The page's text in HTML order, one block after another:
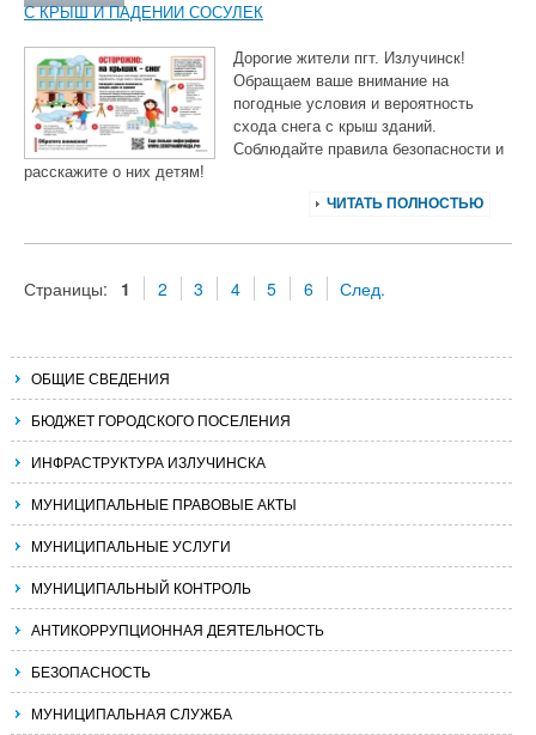
С КРЫШ И ПАДЕНИИ СОСУЛЕК
Дорогие жители пгт. Излучинск!
Обращаем ваше внимание на
погодные условия и вероятность
схода снега с крыш зданий.
Соблюдайте правила безопасности и
расскажите о них детям!
ЧИТАТЬ ПОЛНОСТЬЮ
Страницы: 1 2 3 4 5 6 След.
ОБЩИЕ СВЕДЕНИЯ
БЮДЖЕТ ГОРОДСКОГО ПОСЕЛЕНИЯ
ИНФРАСТРУКТУРА ИЗЛУЧИНСКА
МУНИЦИПАЛЬНЫЕ ПРАВОВЫЕ АКТЫ
МУНИЦИПАЛЬНЫЕ УСЛУГИ
МУНИЦИПАЛЬНЫЙ КОНТРОЛЬ
АНТИКОРРУПЦИОННАЯ ДЕЯТЕЛЬНОСТЬ
БЕЗОПАСНОСТЬ
МУНИЦИПАЛЬНАЯ СЛУЖБА